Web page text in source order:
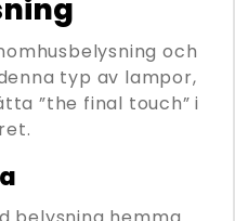
och
typ av lampor,
”the final touch” i